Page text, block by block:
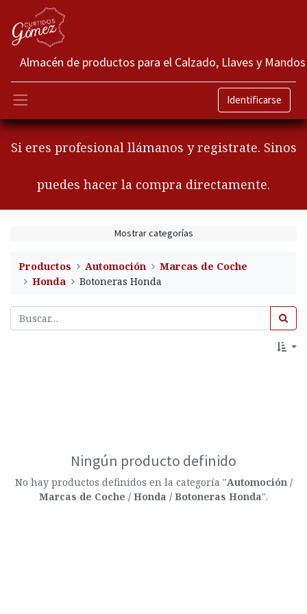
Almacén de productos para el Calzado, Llaves y Mandos
Identificarse
Si eres profesional llámanos y registrate. Sinos
puedes hacer la compra directamente.
Mostrar categorías
Productos Automoción
Marcas de Coche
Honda
Botoneras Honda
Ningún producto definido
No hay productos definidos en la categoría "Automoción /
Marcas de Coche / Honda / Botoneras Honda".